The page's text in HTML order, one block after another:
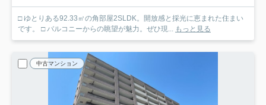
□ ゆとりある92.33㎡の角部屋2SLDK。開放感と採光に恵まれた住まい
です。 □ バルコニーからの眺望が魅力。ぜひ現... もっと見る
中古マンション